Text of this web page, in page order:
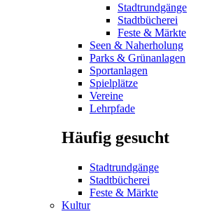
Stadtrundgänge
Stadtbücherei
Feste & Märkte
Seen & Naherholung
Parks & Grünanlagen
Sportanlagen
Spielplätze
Vereine
Lehrpfade
Häufig gesucht
Stadtrundgänge
Stadtbücherei
Feste & Märkte
Kultur